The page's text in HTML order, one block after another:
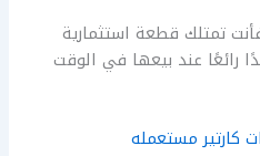
تمتلك قطعة استثمارية
رائعًا عند بيعها في الوقت
كارتير مستعمله